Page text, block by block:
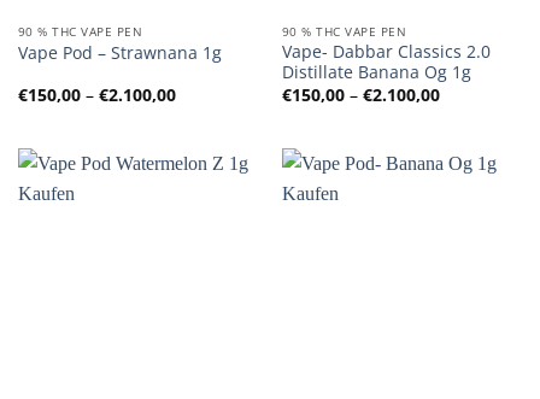
90 % THC VAPE PEN
Vape Pod – Strawnana 1g
€150,00 – €2.100,00Preisspanne:
€150,00
90 % THC VAPE PEN
Vape- Dabbar Classics 2.0
Distillate Banana Og 1g
€150,00 – €2.100,00
€150,00